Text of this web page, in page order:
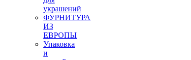
украшений
ФУРНИТУРА
ИЗ
ЕВРОПЫ
Упаковка
и